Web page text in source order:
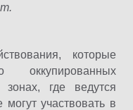
которые
где ведутся
участвовать в